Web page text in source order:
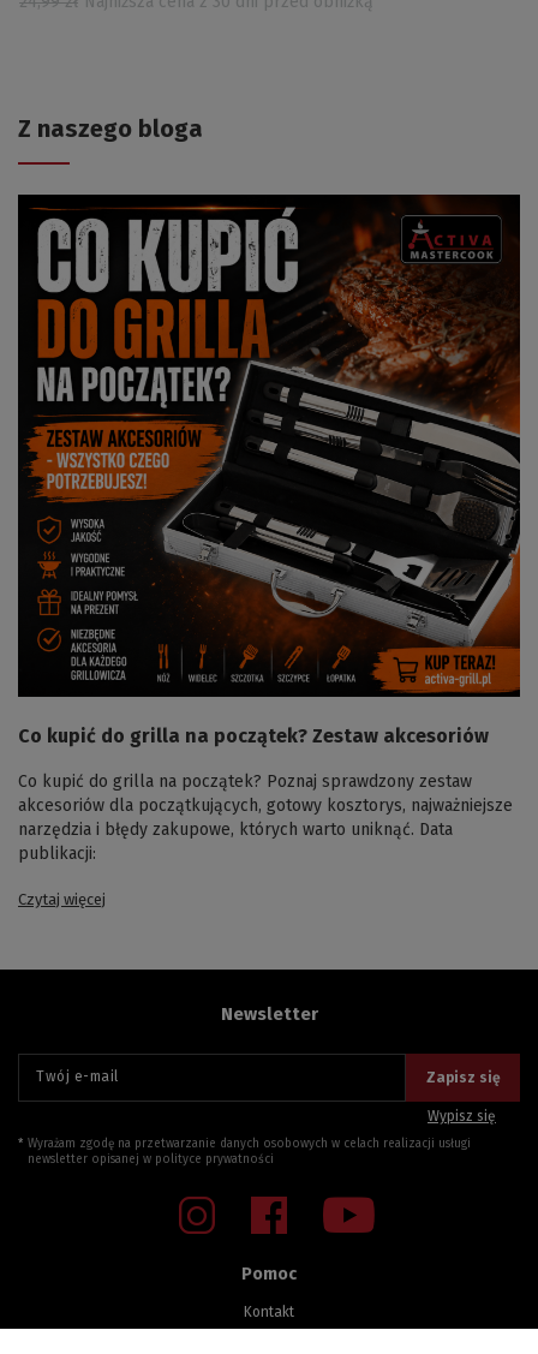
Z naszego bloga
Co kupić do grilla na początek? Zestaw akcesoriów
Co kupić do grilla na początek? Poznaj sprawdzony zestaw
akcesoriów dla początkujących, gotowy kosztorys, najważniejsze
narzędzia i błędy zakupowe, których warto uniknąć. Data
publikacji:
Czytaj więcej
Pomoc
Kontakt
Newsletter
Twój e-mail Zapisz się
Wypisz się
Wyrażam zgodę na przetwarzanie danych osobowych w celach realizacji usługi
newsletter opisanej w polityce prywatności